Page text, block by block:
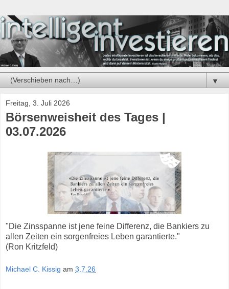
▼
Freitag, 3. Juli 2026
Börsenweisheit des Tages |
03.07.2026
"Die Zinsspanne ist jene feine Differenz, die Bankiers zu
allen Zeiten ein sorgenfreies Leben garantierte."
(Ron Kritzfeld)
Michael C. Kissig am 3.7.26